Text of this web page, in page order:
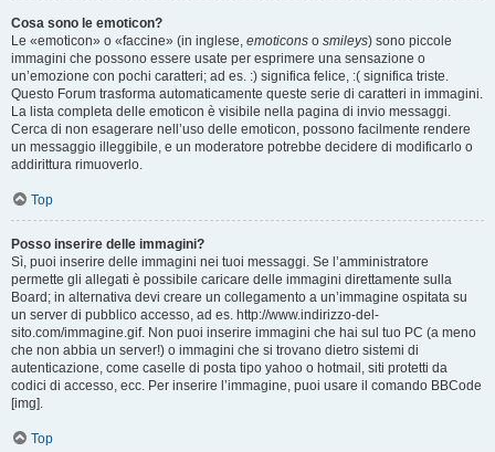
Cosa sono le emoticon?
Le «emoticon» o «faccine» (in inglese, emoticons o smileys) sono piccole
immagini che possono essere usate per esprimere una sensazione o
un’emozione con pochi caratteri; ad es. :) significa felice, :( significa triste.
Questo Forum trasforma automaticamente queste serie di caratteri in immagini.
La lista completa delle emoticon è visibile nella pagina di invio messaggi.
Cerca di non esagerare nell’uso delle emoticon, possono facilmente rendere
un messaggio illeggibile, e un moderatore potrebbe decidere di modificarlo o
addirittura rimuoverlo.
Top
Posso inserire delle immagini?
Sì, puoi inserire delle immagini nei tuoi messaggi. Se l’amministratore
permette gli allegati è possibile caricare delle immagini direttamente sulla
Board; in alternativa devi creare un collegamento a un’immagine ospitata su
un server di pubblico accesso, ad es. http://www.indirizzo-del-
sito.com/immagine.gif. Non puoi inserire immagini che hai sul tuo PC (a meno
che non abbia un server!) o immagini che si trovano dietro sistemi di
autenticazione, come caselle di posta tipo yahoo o hotmail, siti protetti da
codici di accesso, ecc. Per inserire l’immagine, puoi usare il comando BBCode
[img].
Top